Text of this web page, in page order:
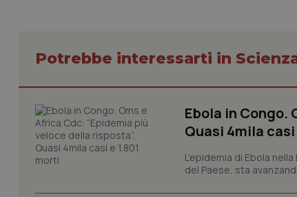
Potrebbe interessarti in
Ebola in Congo.
Quasi 4mila casi
L’epidemia di Ebola
del Paese, sta
I cookie
e l'accesso alle
Nome